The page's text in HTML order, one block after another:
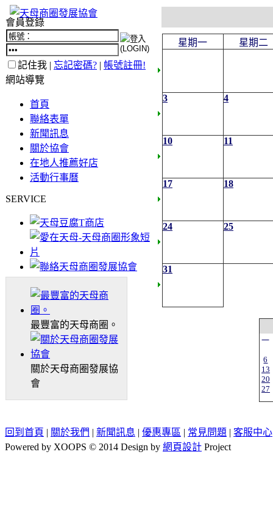
會員登錄
記住我 | 忘記密碼? | 帳號註冊!
網站導覽
首頁
聯絡表單
新聞訊息
關於協會
在地人推薦好店
活動行事曆
SERVICE
最豐富的天母商圈。
關於天母商圈發展協
會
星期一 星期二
3 4
10 11
17 18
24 25
31
一
6
13
20
27
回到首頁 | 關於我們 | 新聞訊息 | 優惠專區 | 常見問題 | 客服中心
Powered by XOOPS © 2014 Design by 網頁設計 Project